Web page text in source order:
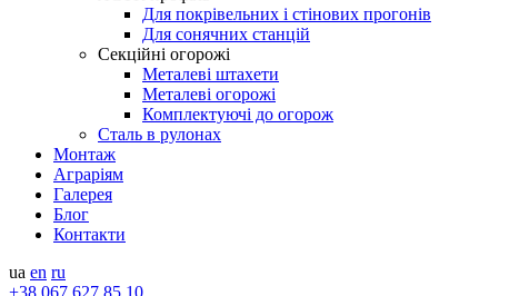
Для покрівельних і стінових прогонів
Для сонячних станцій
Секційні огорожі
Металеві штахети
Металеві огорожі
Комплектуючі до огорож
Сталь в рулонах
Монтаж
Аграріям
Галерея
Блог
Контакти
ua en ru
+38 067 627 85 10